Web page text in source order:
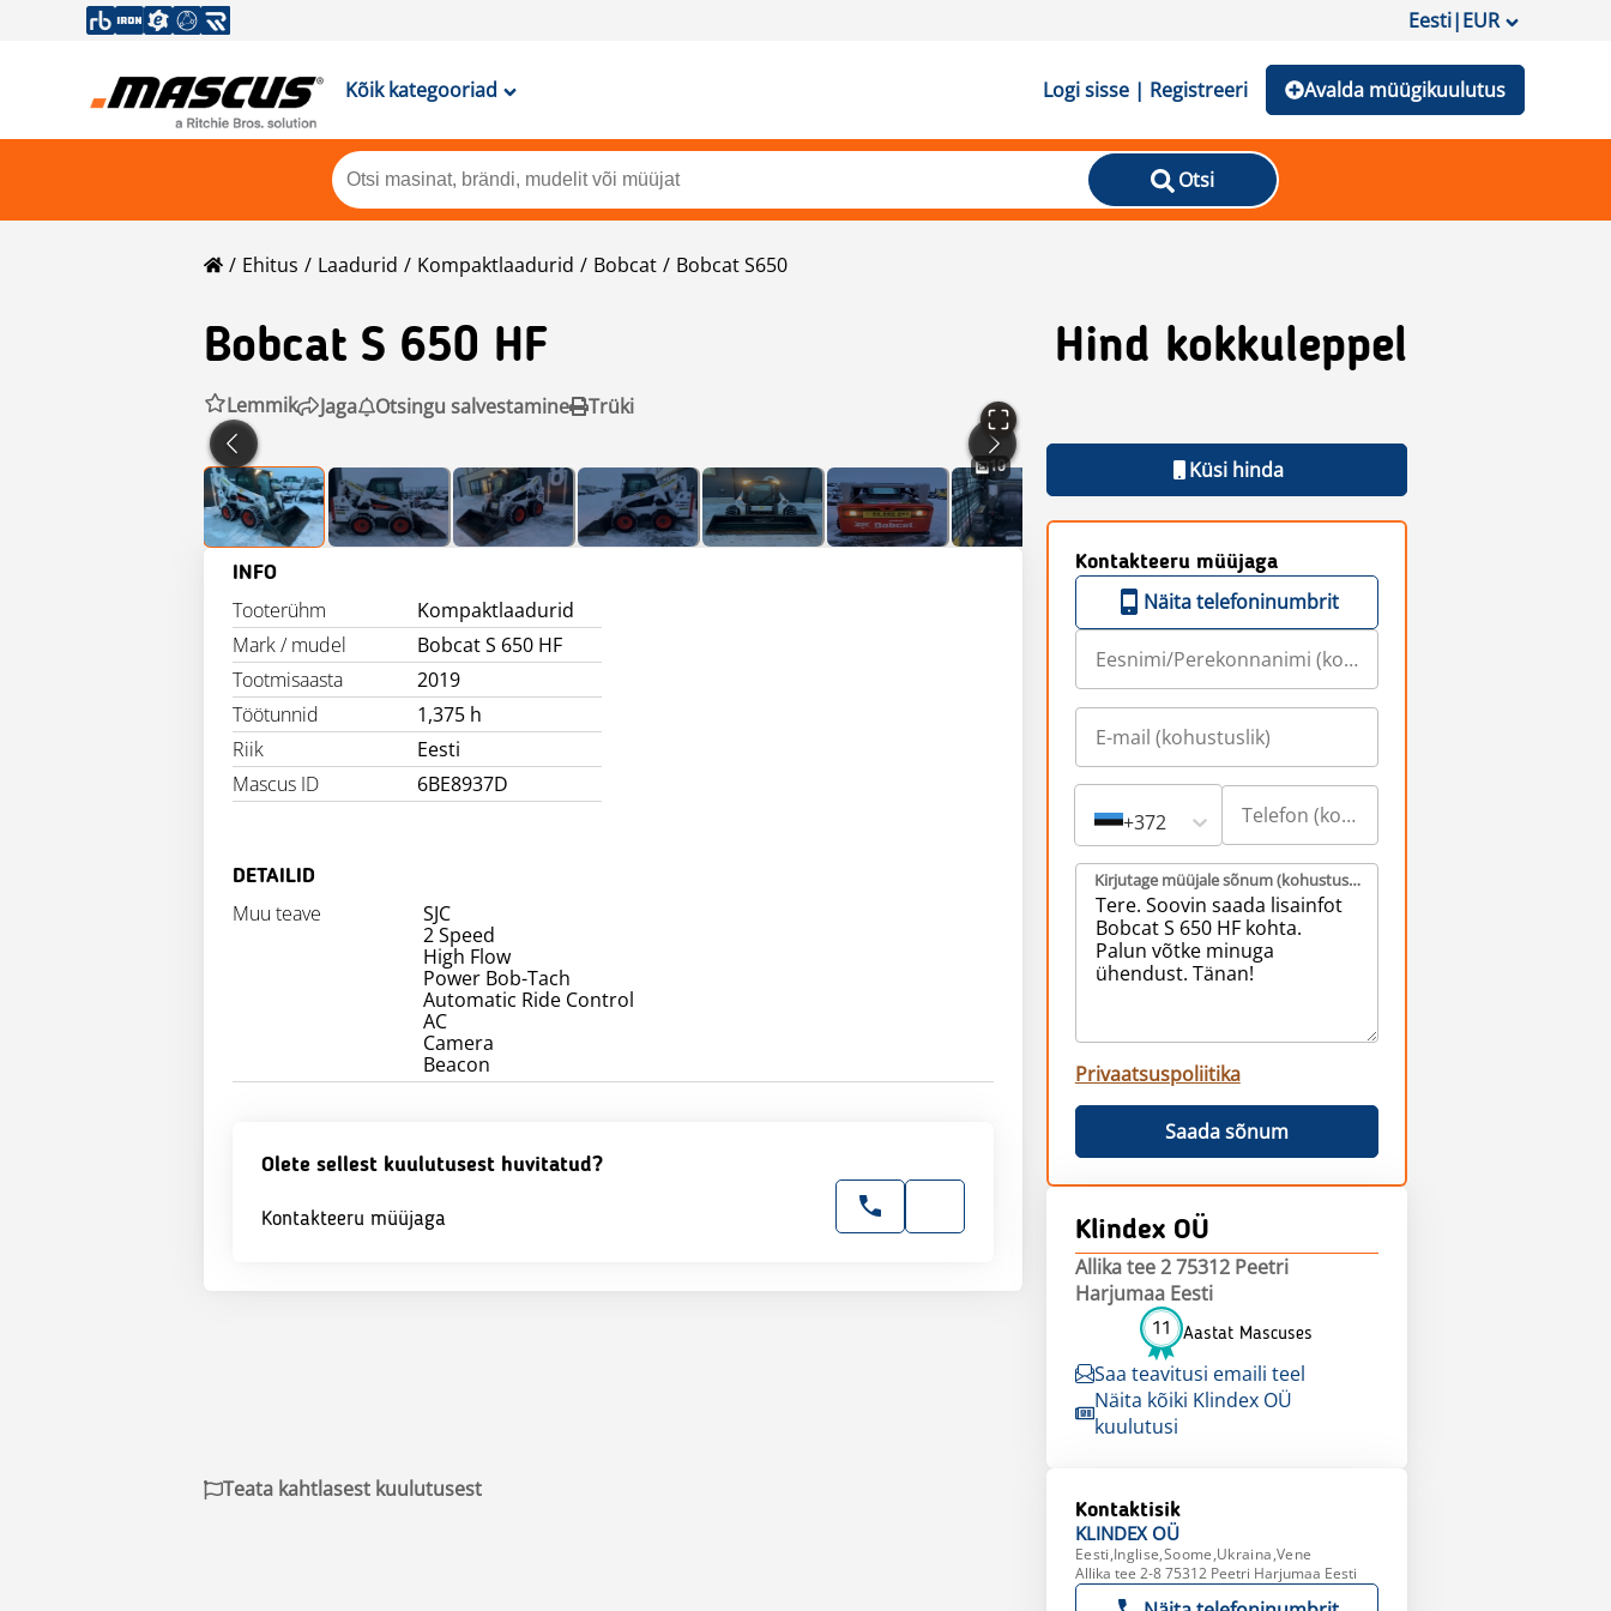
Eesti|EUR
Kõik kategooriad Logi sisse | Registreeri Avalda müügikuulutus
Otsi
Ehitus Laadurid Kompaktlaadurid Bobcat Bobcat S650
Bobcat S 650 HF Hind kokkuleppel
Lemmik Jaga Otsingu salvestamine Trüki
10
INFO
Tooterühm
Kompaktlaadurid
Mark / mudel
Bobcat S 650 HF
Tootmisaasta
2019
Töötunnid
1,375 h
Riik
Eesti
Mascus ID
6BE8937D
DETAILID
Muu teave
SJC
2 Speed
High Flow
Power Bob-Tach
Automatic Ride Control
AC
Camera
Beacon
Olete sellest kuulutusest huvitatud?
Kontakteeru müüjaga
Küsi hinda
Kontakteeru müüjaga
Näita telefoninumbrit
+372
Kirjutage müüjale sõnum (kohustuslik)
Privaatsuspoliitika
Saada sõnum
Klindex OÜ
Allika tee 2 75312 Peetri
Harjumaa Eesti
11 Aastat Mascuses
Saa teavitusi emaili teel
Näita kõiki Klindex OÜ
kuulutusi
Kontaktisik
KLINDEX OÜ
Eesti,Inglise,Soome,Ukraina,Vene
Allika tee 2-8 75312 Peetri Harjumaa Eesti
Teata kahtlasest kuulutusest